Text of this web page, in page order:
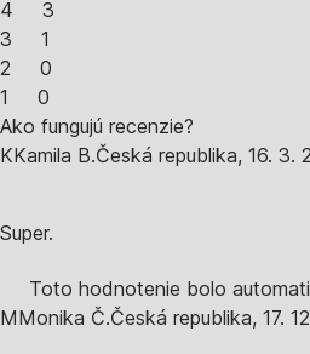
4
3
3
1
2
0
1
0
Ako fungujú recenzie?
KKamila B.Česká republika, 16. 3.
Super.
Toto hodnotenie bolo
MMonika Č.Česká republika, 17.